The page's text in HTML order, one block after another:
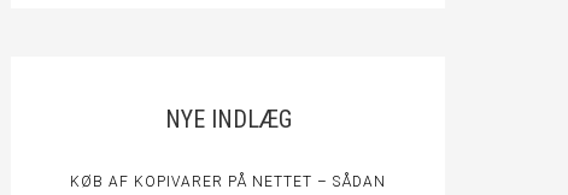
NYE INDLÆG
KØB AF KOPIVARER PÅ NETTET – SÅDAN